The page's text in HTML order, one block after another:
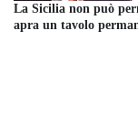
La Sicilia non può
apra un tavolo